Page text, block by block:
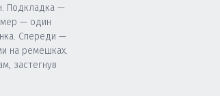
Подкладка —
— один
Спереди —
на ремешках.
застегнув